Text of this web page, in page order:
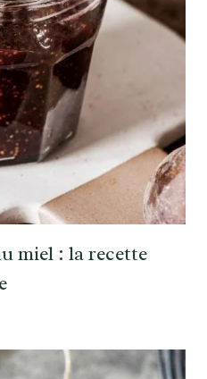
miel : la recette